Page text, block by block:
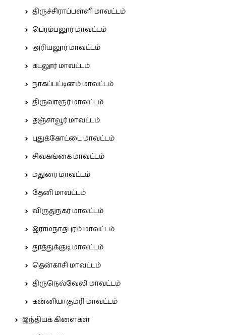
திருச்சிராப்பள்ளி மாவட்டம்
பெரம்பலூர் மாவட்டம்
அரியலூர் மாவட்டம்
கடலூர் மாவட்டம்
நாகப்பட்டினம் மாவட்டம்
திருவாரூர் மாவட்டம்
தஞ்சாவூர் மாவட்டம்
புதுக்கோட்டை மாவட்டம்
சிவகங்கை மாவட்டம்
மதுரை மாவட்டம்
தேனி மாவட்டம்
விருதுநகர் மாவட்டம்
இராமநாதபுரம் மாவட்டம்
தூத்துக்குடி மாவட்டம்
தென்காசி மாவட்டம்
திருநெல்வேலி மாவட்டம்
கன்னியாகுமரி மாவட்டம்
இந்தியக் கிளைகள்